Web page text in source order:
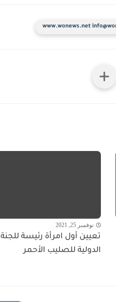
نوفمبر 25, 2021
تعيين أول امرأة رئيسة للجنة
الدولية للصليب الأحمر